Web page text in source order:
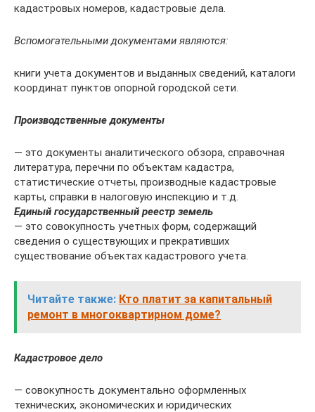
кадастровых номеров, кадастровые дела.
Вспомогательными документами являются:
книги учета документов и выданных сведений, каталоги
координат пунктов опорной городской сети.
Производственные документы
— это документы аналитического обзора, справочная
литература, перечни по объектам кадастра,
статистические отчеты, производные кадастровые
карты, справки в налоговую инспекцию и т.д.
Единый государственный реестр земель
— это совокупность учетных форм, содержащий
сведения о существующих и прекративших
существование объектах кадастрового учета.
Читайте также: Кто платит за капитальный
ремонт в многоквартирном доме?
Кадастровое дело
— совокупность документально оформленных
технических, экономических и юридических